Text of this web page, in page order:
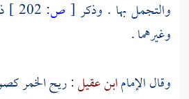
والتجمل بها . وذكر [ ص:
وغيرهما .
وقال الإمامابن عقيل: ريح الخمر